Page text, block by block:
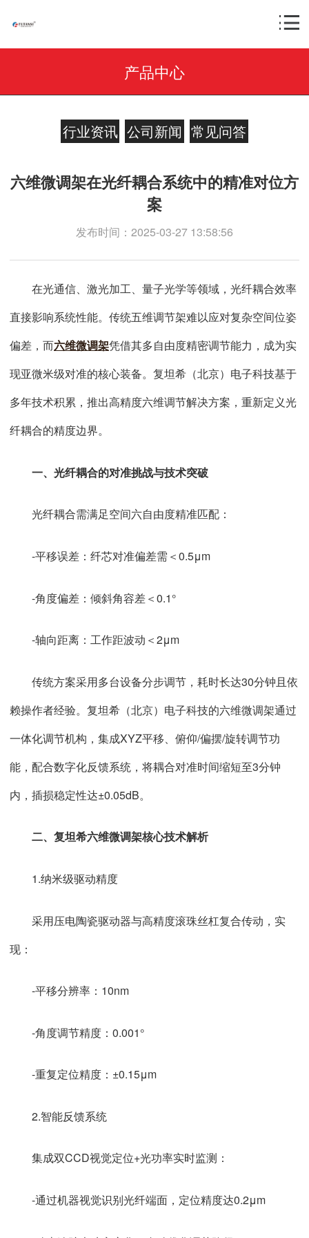
产品中心
行业资讯 公司新闻 常见问答
六维微调架在光纤耦合系统中的精准对位方
案
发布时间：2025-03-27 13:58:56
在光通信、激光加工、量子光学等领域，光纤耦合效率
直接影响系统性能。传统五维调节架难以应对复杂空间位姿
偏差，而六维微调架凭借其多自由度精密调节能力，成为实
现亚微米级对准的核心装备。复坦希（北京）电子科技基于
多年技术积累，推出高精度六维调节解决方案，重新定义光
纤耦合的精度边界。
一、光纤耦合的对准挑战与技术突破
光纤耦合需满足空间六自由度精准匹配：
-平移误差：纤芯对准偏差需＜0.5μm
-角度偏差：倾斜角容差＜0.1°
-轴向距离：工作距波动＜2μm
传统方案采用多台设备分步调节，耗时长达30分钟且依
赖操作者经验。复坦希（北京）电子科技的六维微调架通过
一体化调节机构，集成XYZ平移、俯仰/偏摆/旋转调节功
能，配合数字化反馈系统，将耦合对准时间缩短至3分钟
内，插损稳定性达±0.05dB。
二、复坦希六维微调架核心技术解析
1.纳米级驱动精度
采用压电陶瓷驱动器与高精度滚珠丝杠复合传动，实
现：
-平移分辨率：10nm
-角度调节精度：0.001°
-重复定位精度：±0.15μm
2.智能反馈系统
集成双CCD视觉定位+光功率实时监测：
-通过机器视觉识别光纤端面，定位精度达0.2μm